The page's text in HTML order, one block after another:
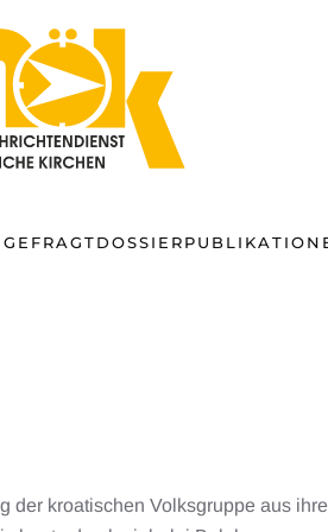
DOSSIER
kroatischen Volksgruppe aus